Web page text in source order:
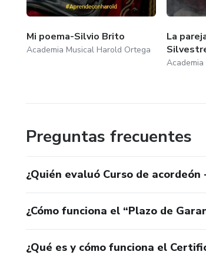
Mi poema-Silvio Brito
Academia Musical Harold Ortega
La
Preguntas frecuentes
¿Quién evaluó Curso de
¿Cómo funciona el “Plazo de
¿Qué es y cómo funciona el